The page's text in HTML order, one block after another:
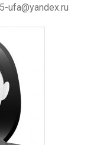
ufa@yandex.ru